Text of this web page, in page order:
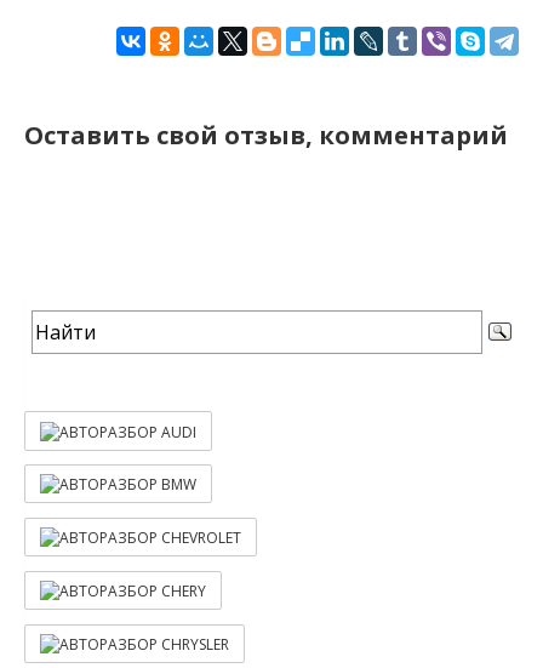
Оставить свой отзыв, комментарий